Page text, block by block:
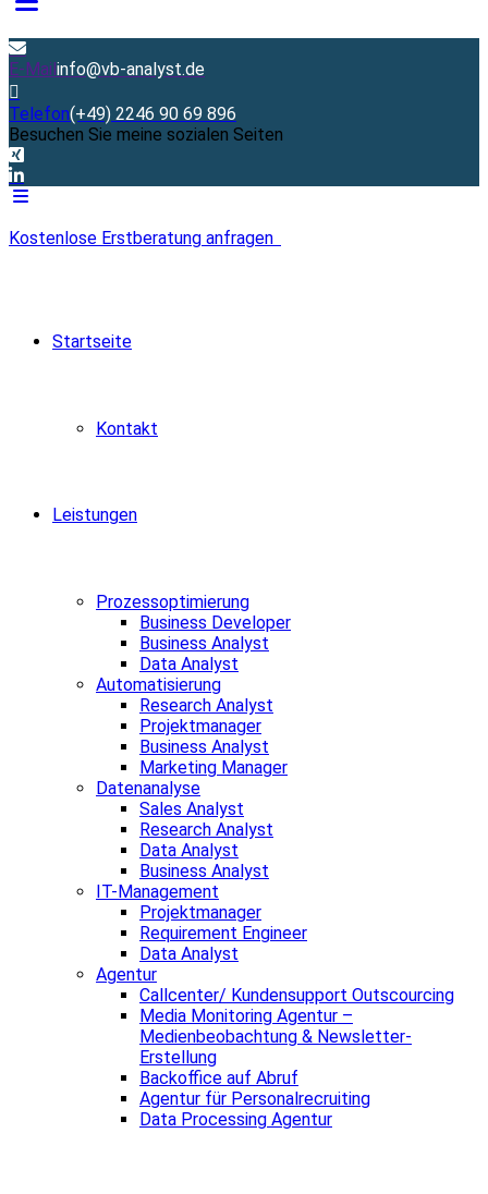
E-Mailinfo@vb-analyst.de
Telefon(+49) 2246 90 69 896
Besuchen Sie meine sozialen Seiten
Kostenlose Erstberatung anfragen
Startseite
Kontakt
Leistungen
Prozessoptimierung
Business Developer
Business Analyst
Data Analyst
Automatisierung
Research Analyst
Projektmanager
Business Analyst
Marketing Manager
Datenanalyse
Sales Analyst
Research Analyst
Data Analyst
Business Analyst
IT-Management
Projektmanager
Requirement Engineer
Data Analyst
Agentur
Callcenter/ Kundensupport Outscourcing
Media Monitoring Agentur –
Medienbeobachtung & Newsletter-
Erstellung
Backoffice auf Abruf
Agentur für Personalrecruiting
Data Processing Agentur